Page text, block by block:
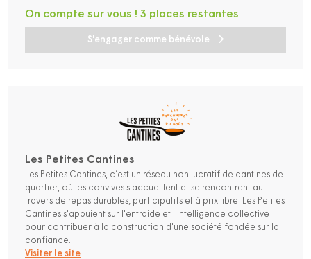
S'engager comme bénévole
On compte sur vous ! 3 places restantes
Les Petites Cantines
Les Petites Cantines, c’est un réseau non lucratif de cantines de
quartier, où les convives s'accueillent et se rencontrent au
travers de repas durables, participatifs et à prix libre. Les Petites
Cantines s'appuient sur l'entraide et l'intelligence collective
pour contribuer à la construction d'une société fondée sur la
confiance.
Visiter le site